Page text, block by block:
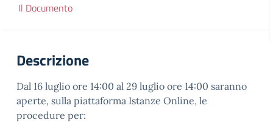
Il Documento
Descrizione
Dal 16 luglio ore 14:00 al 29 luglio ore 14:00 saranno
aperte, sulla piattaforma Istanze Online, le
procedure per: